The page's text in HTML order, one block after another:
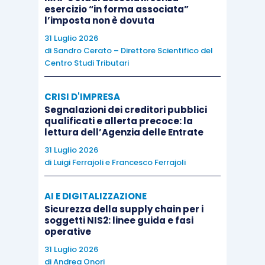
entro il termine di decadenza diquarantotto mesi
dalla data del versamento, indipendentemente dai
termini e modalità della dichiarazione integrativa
di cui all’articolo 2, comma 8 bis, D.P.R.
322/1998.
CTR Piemontericorda quindi che“occorre
distinguere il diverso piano sul quale operano le
norme in materia di accertamento e riscossione
si applicano o termini previsti dall’articolo
governano il processo tributario”.
Precisano quindi i giudici che la
sentenza n. 9849/2018
esercizio “in forma associata”
l’imposta non è dovuta
31 Luglio 2026
di Sandro Cerato – Direttore Scientifico del
Centro Studi Tributari
CRISI D'IMPRESA
Segnalazioni dei creditori pubblici
qualificati e allerta precoce: la
lettura dell’Agenzia delle Entrate
31 Luglio 2026
di Luigi Ferrajolie Francesco Ferrajoli
AI E DIGITALIZZAZIONE
Sicurezza della supply chain per i
soggetti NIS2: linee guida e fasi
operative
31 Luglio 2026
diAndrea Onori